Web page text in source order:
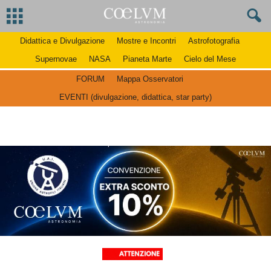
Didattica e Divulgazione Mostre e Incontri
Astrofotografia
Supernovae
NASA Pianeta Marte Cielo del Mese
FORUM
Mappa Osservatori
EVENTI (divulgazione, didattica, star party)